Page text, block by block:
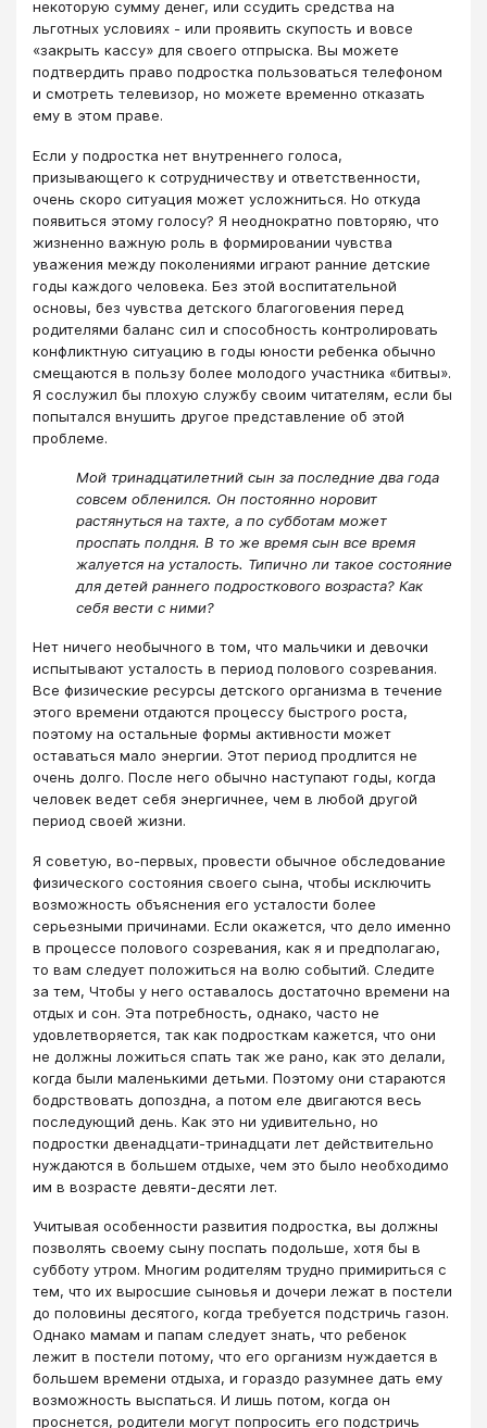
некоторую сумму денег, или ссудить средства на
льготных условиях - или проявить скупость и вовсе
«закрыть кассу» для своего отпрыска. Вы можете
подтвердить право подростка пользоваться телефоном
и смотреть телевизор, но можете временно отказать
ему в этом праве.
Если у подростка нет внутреннего голоса,
призывающего к сотрудничеству и ответственности,
очень скоро ситуация может усложниться. Но откуда
появиться этому голосу? Я неоднократно повторяю, что
жизненно важную роль в формировании чувства
уважения между поколениями играют ранние детские
годы каждого человека. Без этой воспитательной
основы, без чувства детского благоговения перед
родителями баланс сил и способность контролировать
конфликтную ситуацию в годы юности ребенка обычно
смещаются в пользу более молодого участника «битвы».
Я сослужил бы плохую службу своим читателям, если бы
попытался внушить другое представление об этой
проблеме.
Мой тринадцатилетний сын за последние два года
совсем обленился. Он постоянно норовит
растянуться на тахте, а по субботам может
проспать полдня. В то же время сын все время
жалуется на усталость. Типично ли такое состояние
для детей раннего подросткового возраста? Как
себя вести с ними?
Нет ничего необычного в том, что мальчики и девочки
испытывают усталость в период полового созревания.
Все физические ресурсы детского организма в течение
этого времени отдаются процессу быстрого роста,
поэтому на остальные формы активности может
оставаться мало энергии. Этот период продлится не
очень долго. После него обычно наступают годы, когда
человек ведет себя энергичнее, чем в любой другой
период своей жизни.
Я советую, во-первых, провести обычное обследование
физического состояния своего сына, чтобы исключить
возможность объяснения его усталости более
серьезными причинами. Если окажется, что дело именно
в процессе полового созревания, как я и предполагаю,
то вам следует положиться на волю событий. Следите
за тем, Чтобы у него оставалось достаточно времени на
отдых и сон. Эта потребность, однако, часто не
удовлетворяется, так как подросткам кажется, что они
не должны ложиться спать так же рано, как это делали,
когда были маленькими детьми. Поэтому они стараются
бодрствовать допоздна, а потом еле двигаются весь
последующий день. Как это ни удивительно, но
подростки двенадцати-тринадцати лет действительно
нуждаются в большем отдыхе, чем это было необходимо
им в возрасте девяти-десяти лет.
Учитывая особенности развития подростка, вы должны
позволять своему сыну поспать подольше, хотя бы в
субботу утром. Многим родителям трудно примириться с
тем, что их выросшие сыновья и дочери лежат в постели
до половины десятого, когда требуется подстричь газон.
Однако мамам и папам следует знать, что ребенок
лежит в постели потому, что его организм нуждается в
большем времени отдыха, и гораздо разумнее дать ему
возможность выспаться. И лишь потом, когда он
проснется, родители могут попросить его подстричь